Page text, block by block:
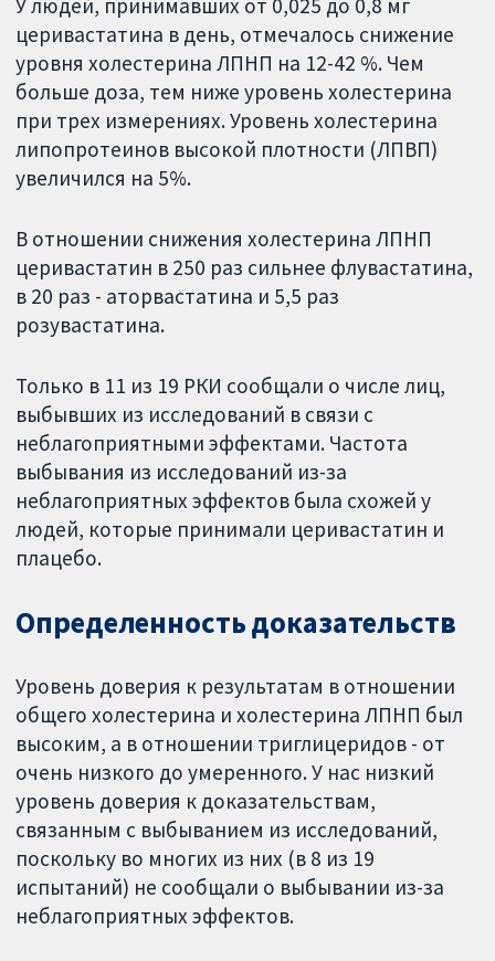
У людей, принимавших от 0,025 до 0,8 мг
церивастатина в день, отмечалось снижение
уровня холестерина ЛПНП на 12-42 %. Чем
больше доза, тем ниже уровень холестерина
при трех измерениях. Уровень холестерина
липопротеинов высокой плотности (ЛПВП)
увеличился на 5%.
В отношении снижения холестерина ЛПНП
церивастатин в 250 раз сильнее флувастатина,
в 20 раз - аторвастатина и 5,5 раз
розувастатина.
Только в 11 из 19 РКИ сообщали о числе лиц,
выбывших из исследований в связи с
неблагоприятными эффектами. Частота
выбывания из исследований из-за
неблагоприятных эффектов была схожей у
людей, которые принимали церивастатин и
плацебо.
Определенность доказательств
Уровень доверия к результатам в отношении
общего холестерина и холестерина ЛПНП был
высоким, а в отношении триглицеридов - от
очень низкого до умеренного. У нас низкий
уровень доверия к доказательствам,
связанным с выбыванием из исследований,
поскольку во многих из них (в 8 из 19
испытаний) не сообщали о выбывании из-за
неблагоприятных эффектов.